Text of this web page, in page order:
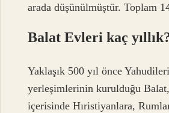
arada düşünülmüştür. Toplam
Balat Evleri kaç
Yaklaşık 500 yıl önce
yerleşimlerinin kurulduğu
içerisinde Hıristiyanlara,